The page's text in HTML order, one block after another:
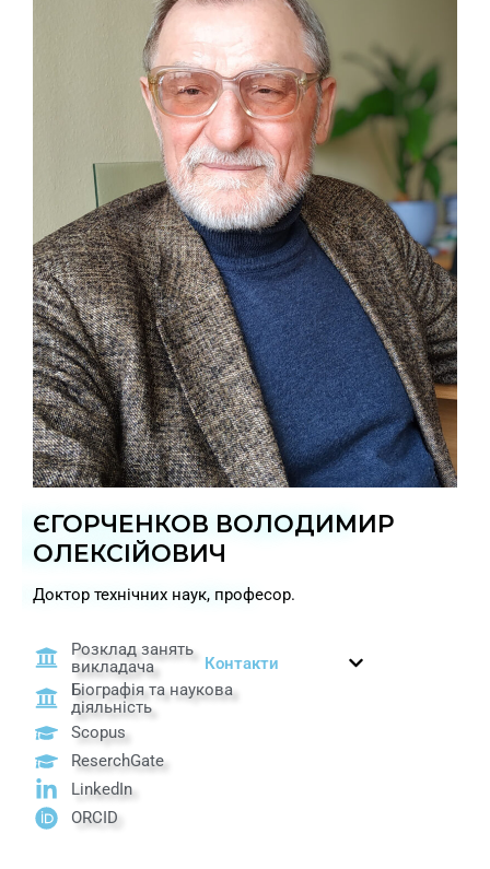
ЄГОРЧЕНКОВ ВОЛОДИМИР
ОЛЕКСІЙОВИЧ
Доктор технічних наук, професор.
Контакти
Розклад занять
викладача
Біографія та наукова
діяльність
Scopus
ReserchGate
LinkedIn
ORCID